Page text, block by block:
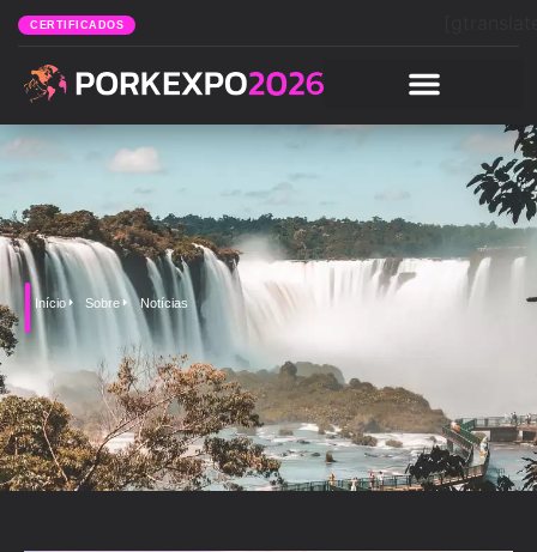
CERTIFICADOS
Início Sobre Notícias